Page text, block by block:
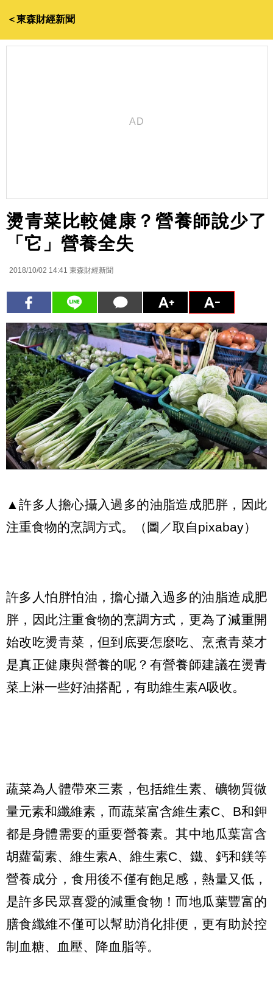
＜東森財經新聞
燙青菜比較健康？營養師說少了
「它」營養全失
2018/10/02 14:41 東森財經新聞
▲許多人擔心攝入過多的油脂造成肥胖，因此
注重食物的烹調方式。（圖／取自pixabay）
許多人怕胖怕油，擔心攝入過多的油脂造成肥
胖，因此注重食物的烹調方式，更為了減重開
始改吃燙青菜，但到底要怎麼吃、烹煮青菜才
是真正健康與營養的呢？有營養師建議在燙青
菜上淋一些好油搭配，有助維生素A吸收。
蔬菜為人體帶來三素，包括維生素、礦物質微
量元素和纖維素，而蔬菜富含維生素C、B和鉀
都是身體需要的重要營養素。其中地瓜葉富含
胡蘿蔔素、維生素A、維生素C、鐵、鈣和鎂等
營養成分，食用後不僅有飽足感，熱量又低，
是許多民眾喜愛的減重食物！而地瓜葉豐富的
膳食纖維不僅可以幫助消化排便，更有助於控
制血糖、血壓、降血脂等。